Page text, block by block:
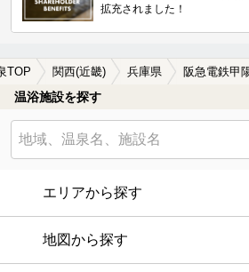
拡充されました！
TOP 関西(近畿) 兵庫県 阪急電鉄甲
温浴施設を探す
エリアから探す
地図から探す